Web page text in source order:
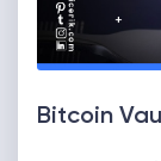
Bitcoin